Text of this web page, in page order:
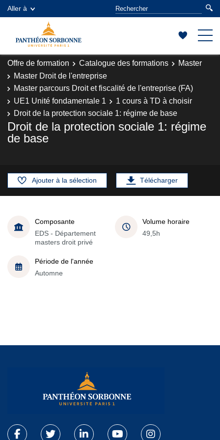
Aller à
Offre de formation Catalogue des formations
Master
Master Droit de l'entreprise
Master parcours Droit et fiscalité de l'entreprise (FA)
UE1 Unité fondamentale 1
1 cours à TD à choisir
Droit de la protection sociale 1: régime de base
Droit de la protection sociale 1: régime
de base
Ajouter à la sélection Télécharger
Composante
EDS - Département
masters droit privé
Volume horaire
49,5h
Période de l'année
Automne